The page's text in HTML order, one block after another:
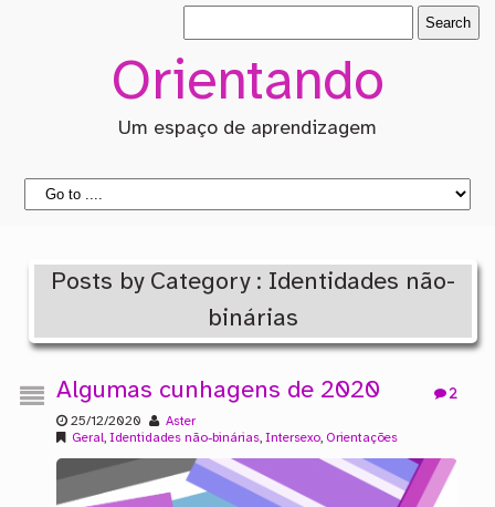
Orientando
Um espaço de aprendizagem
Posts by Category : Identidades não-
binárias
Algumas cunhagens de 2020 2
25/12/2020
Aster
Geral, Identidades não-binárias, Intersexo, Orientações